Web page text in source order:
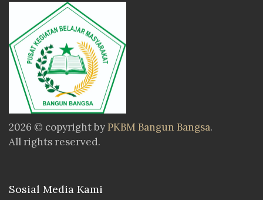
2026 © copyright by PKBM Bangun Bangsa.
All rights reserved.
Sosial Media Kami